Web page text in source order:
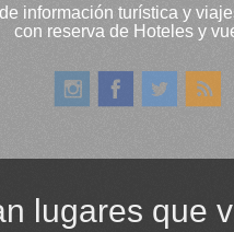
información turística y
con reserva de Hoteles y
lugares que